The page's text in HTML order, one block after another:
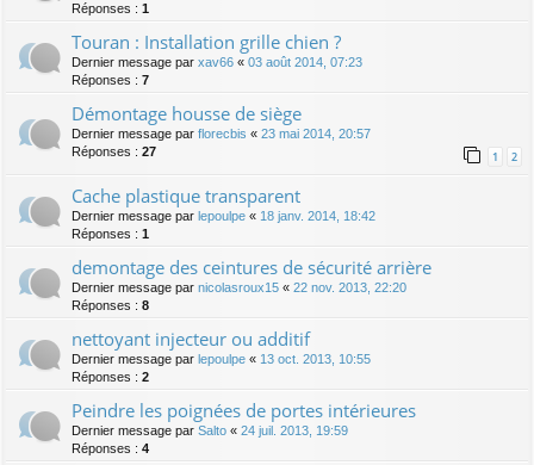
Réponses : 1
Touran : Installation grille chien ?
Dernier message par xav66 « 03 août 2014, 07:23
Réponses : 7
Démontage housse de siège
Dernier message par florecbis « 23 mai 2014, 20:57
Réponses : 27 1 2
Cache plastique transparent
Dernier message par lepoulpe « 18 janv. 2014, 18:42
Réponses : 1
demontage des ceintures de sécurité arrière
Dernier message par nicolasroux15 « 22 nov. 2013, 22:20
Réponses : 8
nettoyant injecteur ou additif
Dernier message par lepoulpe « 13 oct. 2013, 10:55
Réponses : 2
Peindre les poignées de portes intérieures
Dernier message par Salto « 24 juil. 2013, 19:59
Réponses : 4